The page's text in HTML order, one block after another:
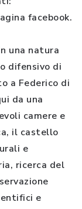
facebook.
una natura
difensivo di
a Federico di
da una
camere e
il castello
e
ricerca del
e